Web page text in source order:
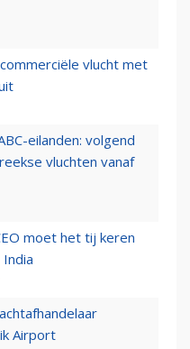
vlucht met
eilanden: volgend
vluchten vanaf
moet het tij keren
Airport